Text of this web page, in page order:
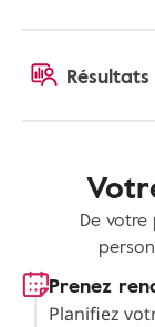
De
Prenez
Planifiez